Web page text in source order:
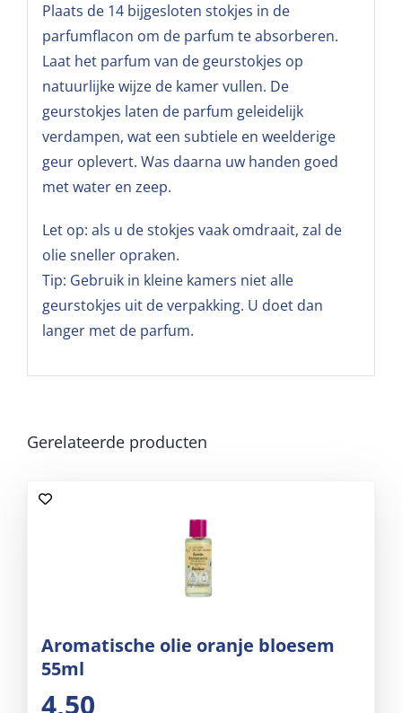
Plaats de 14 bijgesloten stokjes in de
parfumflacon om de parfum te absorberen.
Laat het parfum van de geurstokjes op
natuurlijke wijze de kamer vullen. De
geurstokjes laten de parfum geleidelijk
verdampen, wat een subtiele en weelderige
geur oplevert. Was daarna uw handen goed
met water en zeep.
Let op: als u de stokjes vaak omdraait, zal de
olie sneller opraken.
Tip: Gebruik in kleine kamers niet alle
geurstokjes uit de verpakking. U doet dan
langer met de parfum.
Gerelateerde producten
Aromatische olie oranje bloesem
55ml
4,50